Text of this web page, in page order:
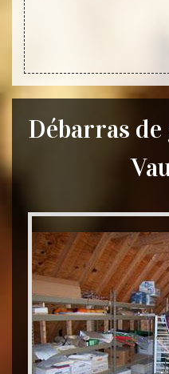
nous
Débarras